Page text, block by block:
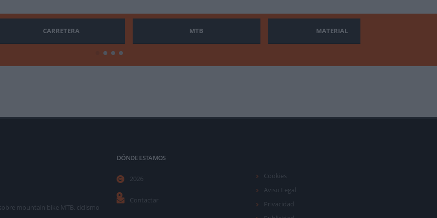
CARRETERA MTB MATERIAL
mountain bike MTB, ciclismo
DÓNDE ESTAMOS
2026
Contactar
Cookies
Aviso Legal
Privacidad